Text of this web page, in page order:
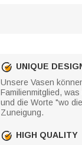
UNIQUE
Unsere Vasen
Familienmitglied,
und die Worte "wo
Zuneigung.
HIGH QUALITY